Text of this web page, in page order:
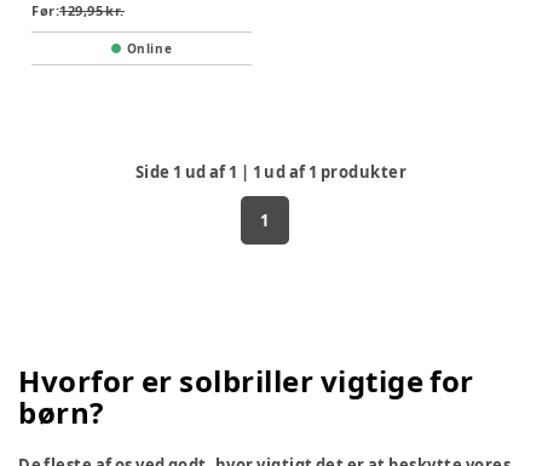
Før:129,95 kr.
Online
Side 1 ud af1 | 1 ud af1 produkter
1
Hvorfor er solbriller vigtige for
børn?